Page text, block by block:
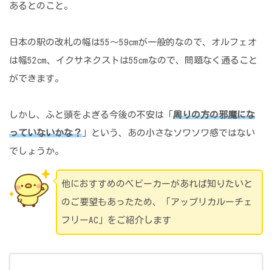
あるとのこと。
日本の駅の改札の幅は55～59cmが一般的なので、オルフェオ
は幅52cm、イクサネクストは55cmなので、問題なく通ること
ができます。
しかし、ふと頭をよぎる今後の不安は「 周りの方の邪魔にな
っていないかな？ 」という、あの小さなソワソワ感ではない
でしょうか。
他におすすめのベビーカーがあれば知りたいと
のご要望もあったため、「アップリカルーチェ
フリーAC」をご紹介します